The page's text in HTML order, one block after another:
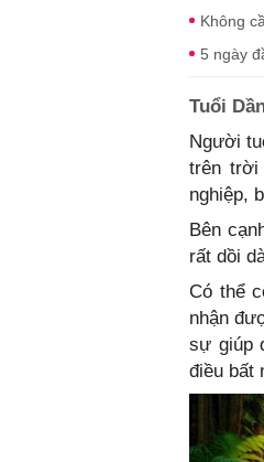
Không
5 ngày
Tuổi
Người
trên trời
nghiệp,
Bên
rất dồi
Có thể
nhận
sự giúp
điều bất